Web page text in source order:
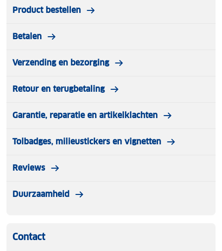
Product bestellen
Betalen
Verzending en bezorging
Retour en terugbetaling
Garantie, reparatie en artikelklachten
Tolbadges, milieustickers en vignetten
Reviews
Duurzaamheid
Contact